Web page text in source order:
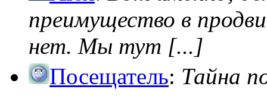
преимущество в
нет. Мы тут [...]
Посещатель: Тайна